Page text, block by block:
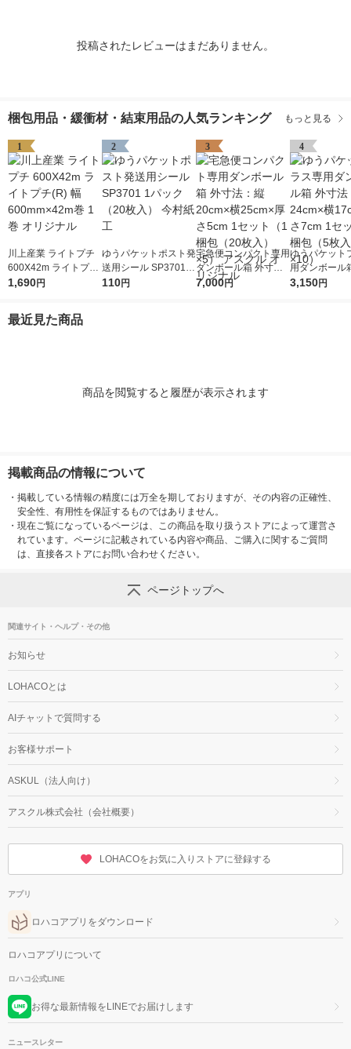
投稿されたレビューはまだありません。
梱包用品・緩衝材・結束用品の人気ランキング もっと見る
1
川上産業 ライトプチ
600X42m ライトプチ
(R) 幅600mm×42m巻
1,690円
2
ゆうパケットポスト発
送用シール SP3701 1
パック（20枚入） 今
110円
3
宅急便コンパクト専用
ダンボール箱 外寸
法：縦20cm×横25cm
7,000円
4
ゆうパケット
用ダンボール
法：縦24cm×
3,150円
最近見た商品
商品を閲覧すると履歴が表示されます
掲載商品の情報について
・ 掲載している情報の精度には万全を期しておりますが、その内容の正確性、
安全性、有用性を保証するものではありません。
・ 現在ご覧になっているページは、この商品を取り扱うストアによって運営さ
れています。ページに記載されている内容や商品、ご購入に関するご質問
は、直接各ストアにお問い合わせください。
ページトップへ
関連サイト・ヘルプ・その他
お知らせ
LOHACOとは
AIチャットで質問する
お客様サポート
ASKUL（法人向け）
アスクル株式会社（会社概要）
LOHACOをお気に入りストアに登録する
アプリ
ロハコアプリをダウンロード
ロハコアプリについて
ロハコ公式LINE
お得な最新情報をLINEでお届けします
ニュースレター